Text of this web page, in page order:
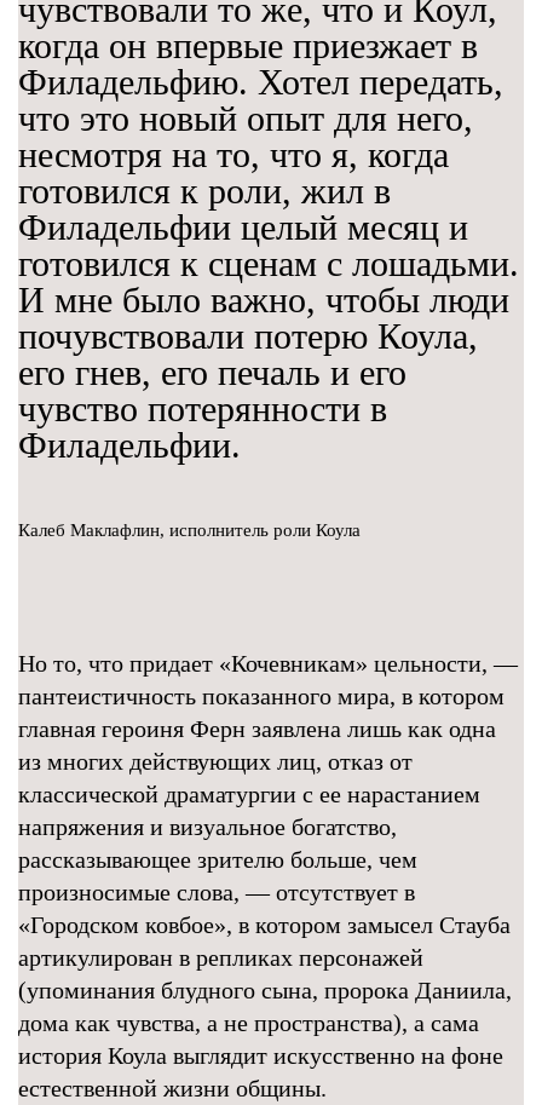
чувствовали то же, что и Коул,
когда он впервые приезжает в
Филадельфию. Хотел передать,
что это новый опыт для него,
несмотря на то, что я, когда
готовился к роли, жил в
Филадельфии целый месяц и
готовился к сценам с лошадьми.
И мне было важно, чтобы люди
почувствовали потерю Коула,
его гнев, его печаль и его
чувство потерянности в
Филадельфии.
Калеб Маклафлин, исполнитель роли Коула
Но то, что придает «Кочевникам» цельности, —
пантеистичность показанного мира, в котором
главная героиня Ферн заявлена лишь как одна
из многих действующих лиц, отказ от
классической драматургии с ее нарастанием
напряжения и визуальное богатство,
рассказывающее зрителю больше, чем
произносимые слова, — отсутствует в
«Городском ковбое», в котором замысел Стауба
артикулирован в репликах персонажей
(упоминания блудного сына, пророка Даниила,
дома как чувства, а не пространства), а сама
история Коула выглядит искусственно на фоне
естественной жизни общины.